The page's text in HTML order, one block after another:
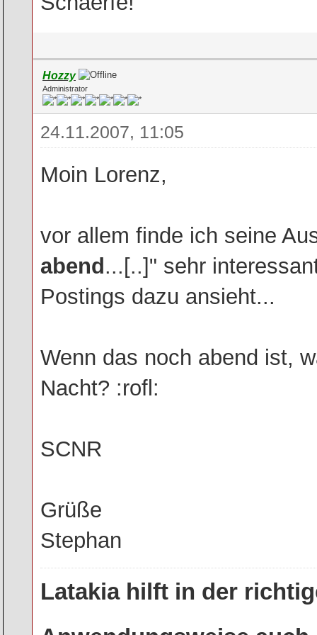
Hozzy
Administrator
24.11.2007, 11:05
Moin Lorenz,
vor allem finde ich seine
abend ...[..]" sehr
Postings dazu ansieht...
Wenn das noch abend ist,
Nacht? :rofl:
SCNR
Grüße
Stephan
Latakia hilft in der